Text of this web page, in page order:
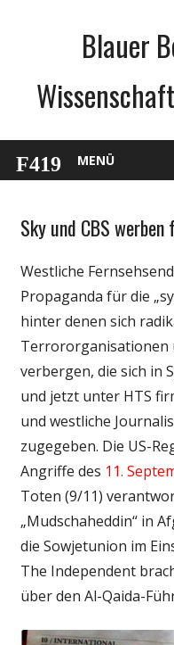
Blauer
MENÜ
Gesellschaft
Politik
Wissenschaft
Sky und CBS
Westliche
Propaganda für die
hinter denen sich
Terrororganisationen
verbergen, die sich in
und jetzt unter HTS
und westliche
zugegeben. Die US-
Angriffe des 11.
Toten (9/11)
„Mudschaheddin“ in
die Sowjetunion im
The Independent
über den Al-Qaida-